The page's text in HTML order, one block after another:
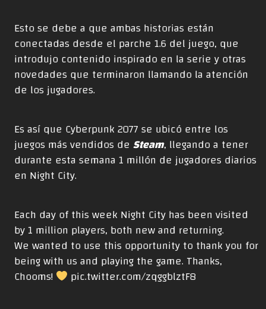
Esto se debe a que ambas historias están
conectadas desde el parche 1.6 del juego, que
introdujo contenido inspirado en la serie y otras
novedades que terminaron llamando la atención
de los jugadores.
Es así que Cyberpunk 2077 se ubicó entre los
juegos más vendidos deSteam, llegando a tener
durante esta semana 1 millón de jugadores diarios
en Night City.
Each day of this week Night City has been visited
by 1 million players, both new and returning.
We wanted to use this opportunity to thank you for
being with us and playing the game. Thanks,
Chooms!
pic.twitter.com/zqggblztF8